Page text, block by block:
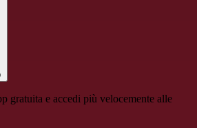
gratuita e accedi più velocemente alle